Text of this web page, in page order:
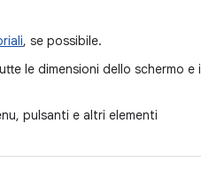
, se possibile.
le dimensioni dello schermo e i
pulsanti e altri elementi